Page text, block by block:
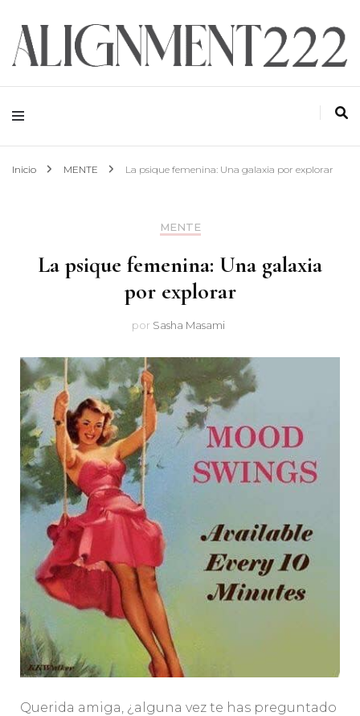
ALIGNMENT 222
Inicio MENTE La psique femenina: Una galaxia por explorar
MENTE
La psique femenina: Una galaxia
por explorar
por Sasha Masami
Querida amiga, ¿alguna vez te has preguntado